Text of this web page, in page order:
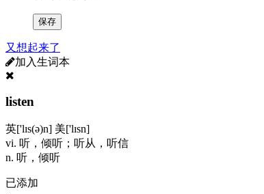
又想起来了
加入生词本
listen
英['lɪs(ə)n] 美['lɪsn]
vi. 听，倾听；听从，听信
n. 听，倾听
已添加